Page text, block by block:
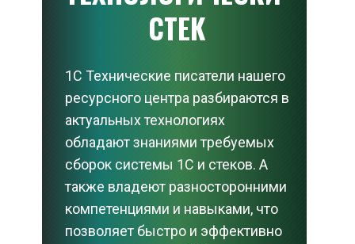
СТЕК
1С Технические писатели нашего
ресурсного центра разбираются в
актуальных технологиях
обладают знаниями требуемых
сборок системы 1С и стеков. А
также владеют разносторонними
компетенциями и навыками, что
позволяет быстро и эффективно